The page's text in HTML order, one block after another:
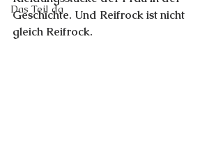
Das Teil da
Geschichte. Und Reifrock ist nicht
gleich Reifrock.